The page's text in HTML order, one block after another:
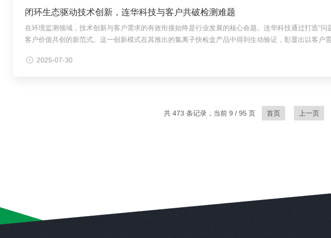
闭环生态驱动技术创新，连华科技与客户共破检测难题
在环境监测领域，技术创新与客户需求的有效衔接始终是行业发展的核心命题。连华科技通过打造
客户价值共创的新范式。这一创新模式在其推出的氯离子快检盒产品中得到生动验证，彰显出以客
2025-07-30
共 473 条记录，当前 9 / 95 页 首页 上一页